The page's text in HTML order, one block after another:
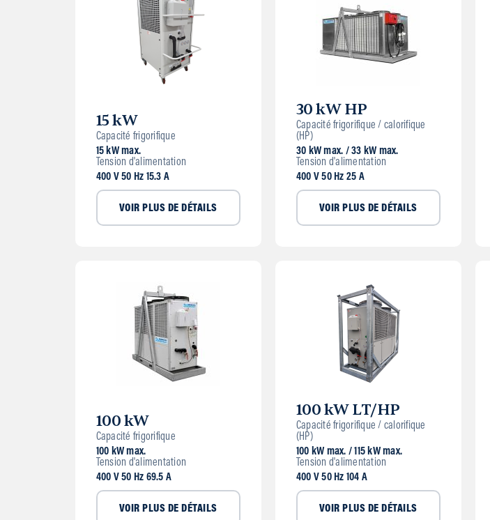
15 kW
Capacité frigorifique
15 kW max.
Tension d'alimentation
400 V 50 Hz 15.3 A
VOIR PLUS DE DÉTAILS
30 kW HP
Capacité frigorifique / calorifique
(HP)
30 kW max. / 33 kW max.
Tension d'alimentation
400 V 50 Hz 25 A
VOIR PLUS DE DÉTAILS
100 kW
Capacité frigorifique
100 kW max.
Tension d'alimentation
400 V 50 Hz 69.5 A
VOIR PLUS DE DÉTAILS
100 kW LT/HP
Capacité frigorifique / calorifique
(HP)
100 kW max. / 115 kW max.
Tension d'alimentation
400 V 50 Hz 104 A
VOIR PLUS DE DÉTAILS